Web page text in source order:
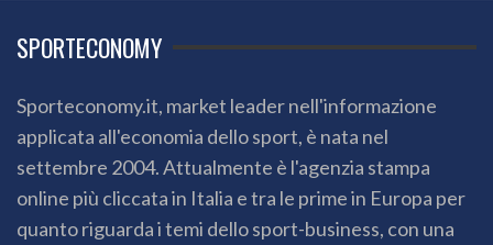
SPORTECONOMY
Sporteconomy.it, market leader nell'informazione
applicata all'economia dello sport, è nata nel
settembre 2004. Attualmente è l'agenzia stampa
online più cliccata in Italia e tra le prime in Europa per
quanto riguarda i temi dello sport-business, con una